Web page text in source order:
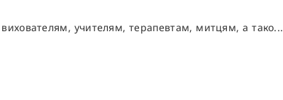
учителям, терапевтам, митцям, а тако...